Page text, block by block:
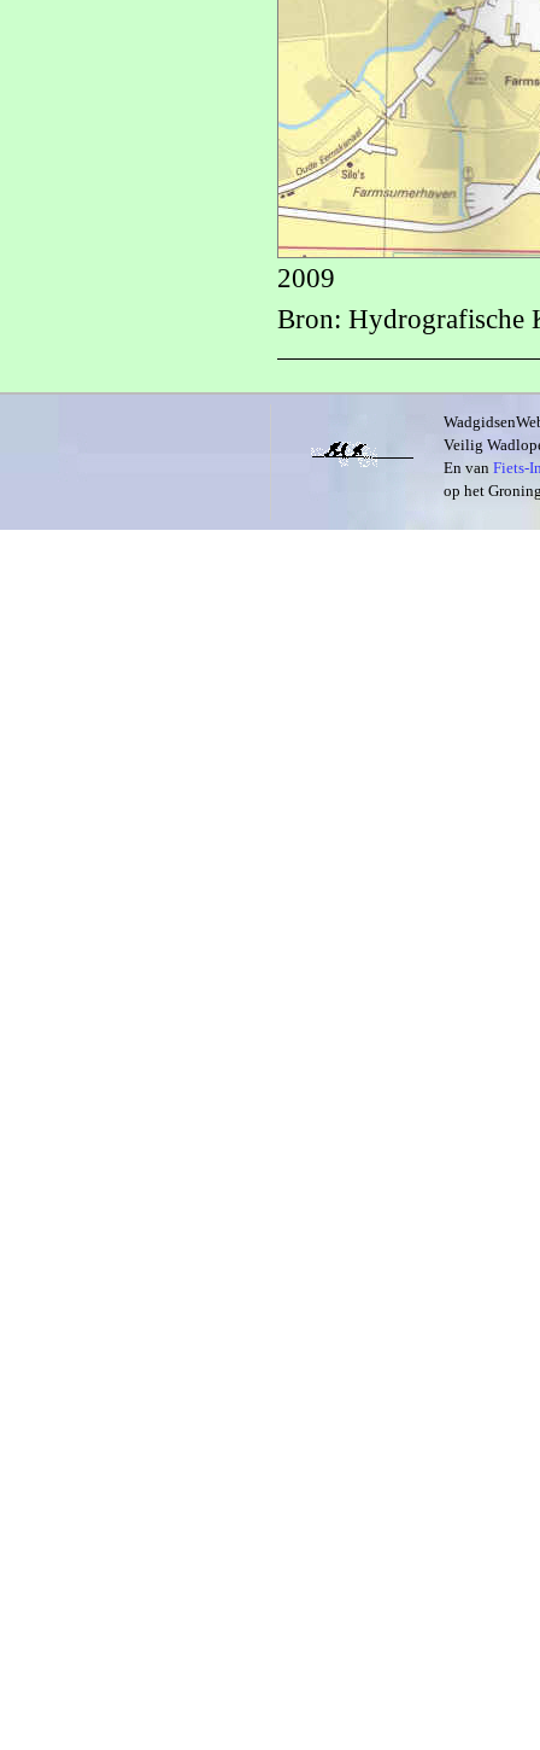
2009
Bron: Hydrografische
Veilig
En van Fiets-
op het